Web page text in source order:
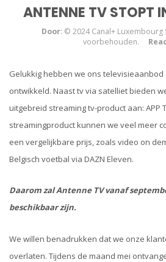
ANTENNE TV STOPT
Door: © 2024 Canal+ Luxembourg
voorbehouden.
Gelukkig hebben we ons
ontwikkeld. Naast tv via satelliet bieden
uitgebreid streaming tv-product aan: APP
streamingproduct kunnen we veel meer
een vergelijkbare prijs, zoals video on
Belgisch voetbal via DAZN Eleven.
Daarom zal Antenne TV vanaf
beschikbaar zijn.
We willen benadrukken dat we onze
overlaten. Tijdens de maand mei